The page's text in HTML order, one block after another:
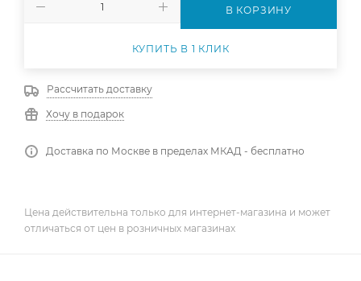
В КОРЗИНУ
КУПИТЬ В 1 КЛИК
Рассчитать доставку
Хочу в подарок
Доставка по Москве в пределах МКАД - бесплатно
Цена действительна только для интернет-магазина и может
отличаться от цен в розничных магазинах